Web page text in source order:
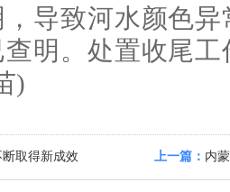
导致河水颜色
明。处置收尾
)
取得新成效 上一篇： 内